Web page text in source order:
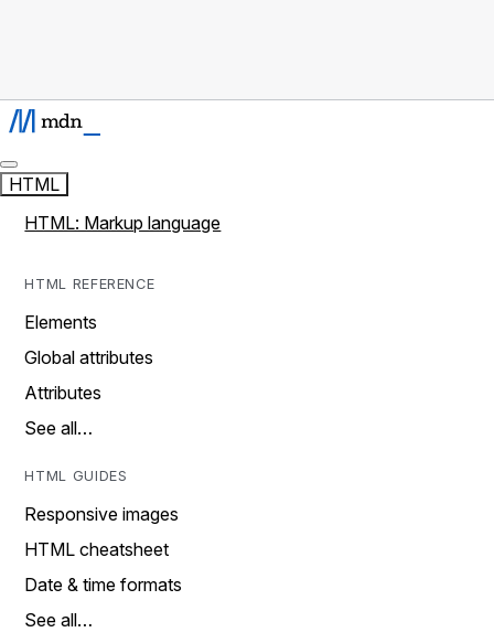
HTML
HTML: Markup language
HTML REFERENCE
Elements
Global attributes
Attributes
See all…
HTML GUIDES
Responsive images
HTML cheatsheet
Date & time formats
See all…